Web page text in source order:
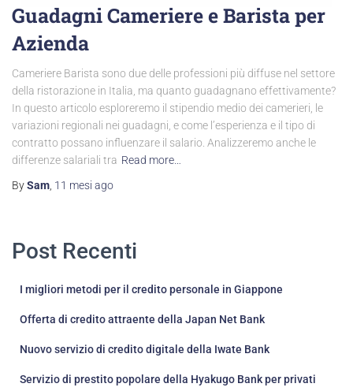
Guadagni Cameriere e Barista per
Azienda
Cameriere Barista sono due delle professioni più diffuse nel settore
della ristorazione in Italia, ma quanto guadagnano effettivamente?
In questo articolo esploreremo il stipendio medio dei camerieri, le
variazioni regionali nei guadagni, e come l’esperienza e il tipo di
contratto possano influenzare il salario. Analizzeremo anche le
differenze salariali tra Read more…
BySam 11 mesi ago
Post Recenti
I migliori metodi per il credito personale in Giappone
Offerta di credito attraente della Japan Net Bank
Nuovo servizio di credito digitale della Iwate Bank
Servizio di prestito popolare della Hyakugo Bank per privati